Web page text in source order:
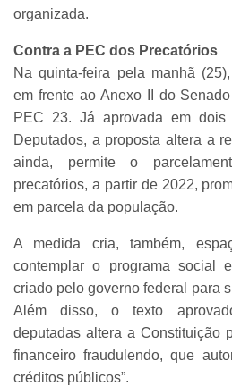
organizada.
Contra a PEC dos Precatórios
Na quinta-feira pela manhã
em frente ao Anexo II do
PEC 23. Já aprovada em
Deputados, a proposta altera a
ainda, permite o
precatórios, a partir de 2022,
em parcela da população.
A medida cria, também,
contemplar o programa social
criado pelo governo federal para
Além disso, o texto
deputadas altera a Constituição
financeiro fraudulendo, que
créditos públicos”.